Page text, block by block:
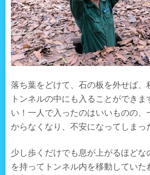
落ち葉をどけて、石の板を外せば
トンネルの中にも入ることができ
い！一人で入ったのはいいものの
からなくなり、不安になってしまっ
少し歩くだけでも息が上がるほど
を持ってトンネル内を移動していた